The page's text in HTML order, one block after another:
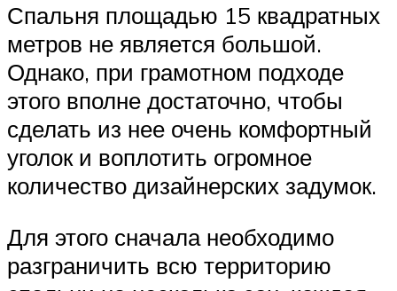
Спальня площадью 15 квадратных
метров не является большой.
Однако, при грамотном подходе
этого вполне достаточно, чтобы
сделать из нее очень комфортный
уголок и воплотить огромное
количество дизайнерских задумок.
Для этого сначала необходимо
разграничить всю территорию